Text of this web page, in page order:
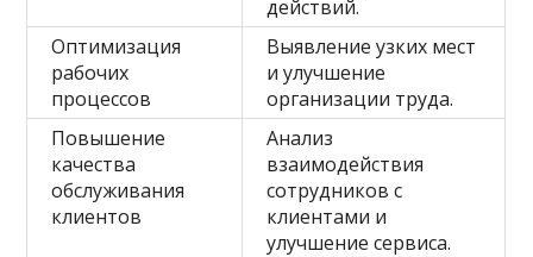
действий.
Оптимизация
рабочих
процессов
Выявление узких мест
и улучшение
организации труда.
Повышение
качества
обслуживания
клиентов
Анализ
взаимодействия
сотрудников с
клиентами и
улучшение сервиса.